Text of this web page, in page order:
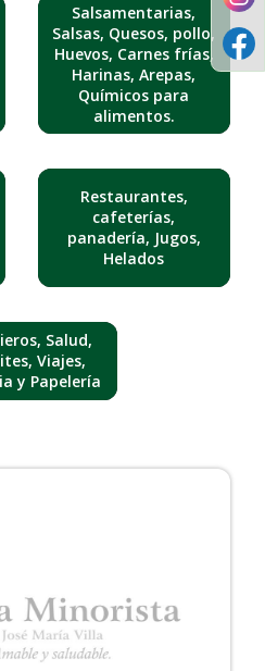
Salsamentarias,
Salsas, Quesos, pollo,
Huevos, Carnes frías,
Harinas, Arepas,
Químicos para
alimentos.
Restaurantes,
cafeterías,
panadería, Jugos,
Helados
Salud,
Viajes,
y Papelería